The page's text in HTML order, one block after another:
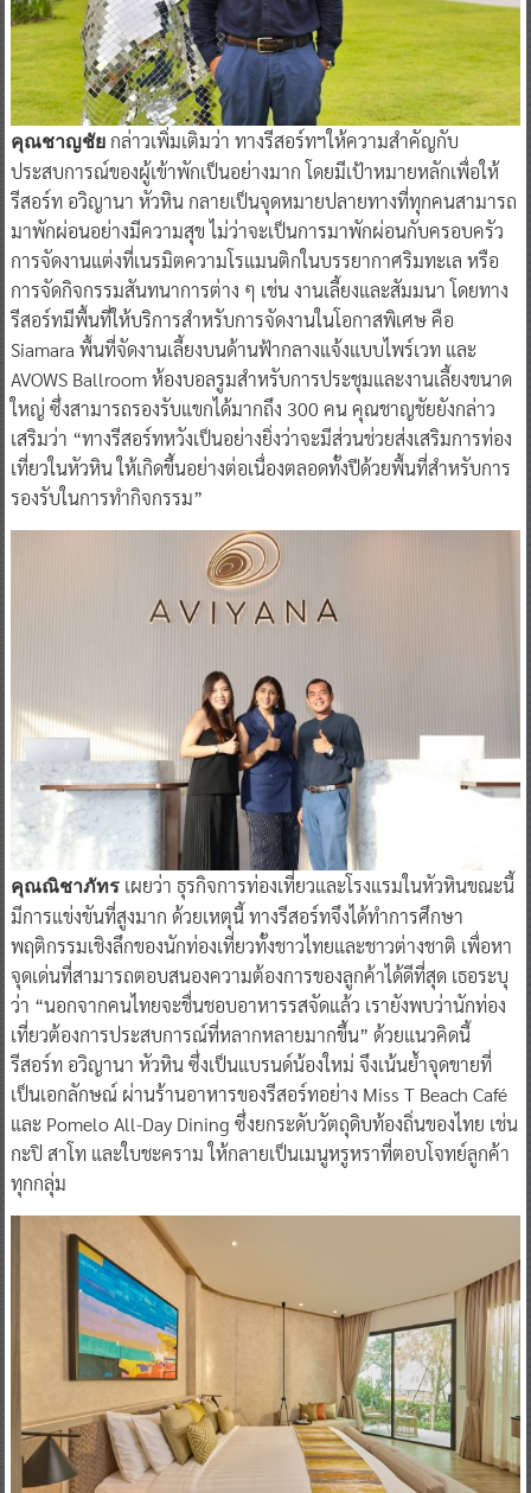
คุณชาญชัยกล่าวเพิ่มเติมว่า ทางรีสอร์ทฯให้ความสำคัญกับ
ประสบการณ์ของผู้เข้าพักเป็นอย่างมาก โดยมีเป้าหมายหลักเพื่อให้
รีสอร์ท อวิญานา หัวหิน กลายเป็นจุดหมายปลายทางที่ทุกคนสามารถ
มาพักผ่อนอย่างมีความสุข ไม่ว่าจะเป็นการมาพักผ่อนกับครอบครัว
การจัดงานแต่งที่เนรมิตความโรแมนติกในบรรยากาศริมทะเล หรือ
การจัดกิจกรรมสันทนาการต่าง ๆ เช่น งานเลี้ยงและสัมมนา โดยทาง
รีสอร์ทมีพื้นที่ให้บริการสำหรับการจัดงานในโอกาสพิเศษ คือ
Siamara พื้นที่จัดงานเลี้ยงบนด้านฟ้ากลางแจ้งแบบไพร์เวท และ
AVOWS Ballroom ห้องบอลรูมสำหรับการประชุมและงานเลี้ยงขนาด
ใหญ่ ซึ่งสามารถรองรับแขกได้มากถึง 300 คน คุณชาญชัยยังกล่าว
เสริมว่า “ทางรีสอร์ทหวังเป็นอย่างยิ่งว่าจะมีส่วนช่วยส่งเสริมการท่อง
เที่ยวในหัวหิน ให้เกิดขึ้นอย่างต่อเนื่องตลอดทั้งปีด้วยพื้นที่สำหรับการ
รองรับในการทำกิจกรรม”
คุณณิชาภัทรเผยว่า ธุรกิจการท่องเที่ยวและโรงแรมในหัวหินขณะนี้
มีการแข่งขันที่สูงมาก ด้วยเหตุนี้ ทางรีสอร์ทจึงได้ทำการศึกษา
พฤติกรรมเชิงลึกของนักท่องเที่ยวทั้งชาวไทยและชาวต่างชาติ เพื่อหา
จุดเด่นที่สามารถตอบสนองความต้องการของลูกค้าได้ดีที่สุด เธอระบุ
ว่า “นอกจากคนไทยจะชื่นชอบอาหารรสจัดแล้ว เรายังพบว่านักท่อง
เที่ยวต้องการประสบการณ์ที่หลากหลายมากขึ้น” ด้วยแนวคิดนี้
รีสอร์ท อวิญานา หัวหิน ซึ่งเป็นแบรนด์น้องใหม่ จึงเน้นย้ำจุดขายที่
เป็นเอกลักษณ์ ผ่านร้านอาหารของรีสอร์ทอย่าง Miss T Beach Café
และ Pomelo All-Day Dining ซึ่งยกระดับวัตถุดิบท้องถิ่นของไทย เช่น
กะปิ สาโท และใบชะคราม ให้กลายเป็นเมนูหรูหราที่ตอบโจทย์ลูกค้า
ทุกกลุ่ม